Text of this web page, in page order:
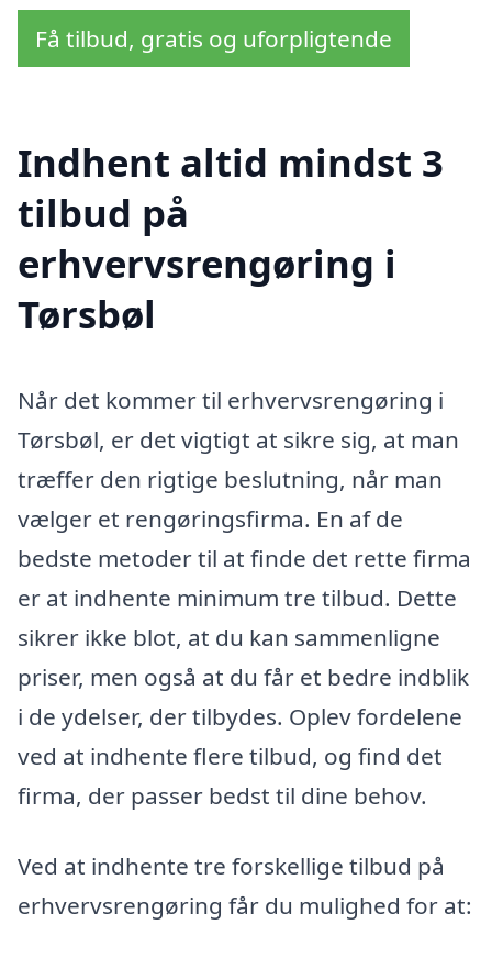
Få tilbud, gratis og uforpligtende
Indhent altid mindst 3
tilbud på
erhvervsrengøring i
Tørsbøl
Når det kommer til erhvervsrengøring i
Tørsbøl, er det vigtigt at sikre sig, at man
træffer den rigtige beslutning, når man
vælger et rengøringsfirma. En af de
bedste metoder til at finde det rette firma
er at indhente minimum tre tilbud. Dette
sikrer ikke blot, at du kan sammenligne
priser, men også at du får et bedre indblik
i de ydelser, der tilbydes. Oplev fordelene
ved at indhente flere tilbud, og find det
firma, der passer bedst til dine behov.
Ved at indhente tre forskellige tilbud på
erhvervsrengøring får du mulighed for at: